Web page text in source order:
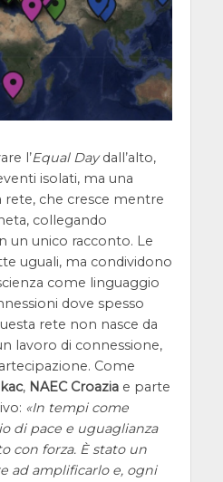
l’Equal Daydall’alto,
isolati, ma una
che cresce mentre
collegando
un unico racconto. Le
uguali, ma condividono
come linguaggio
dove spesso
rete non nasce da
lavoro di connessione,
Come
, NAEC Croaziae parte
In tempi come
di pace e uguaglianza
con forza. È stato un
ad amplificarlo e, ogni